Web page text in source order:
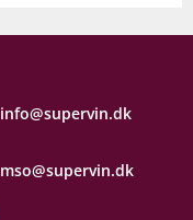
info@supervin.dk
mso@supervin.dk